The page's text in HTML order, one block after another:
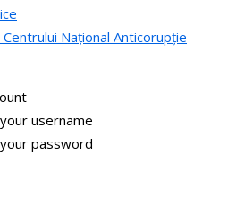
Național Anticorupție
your username
your password